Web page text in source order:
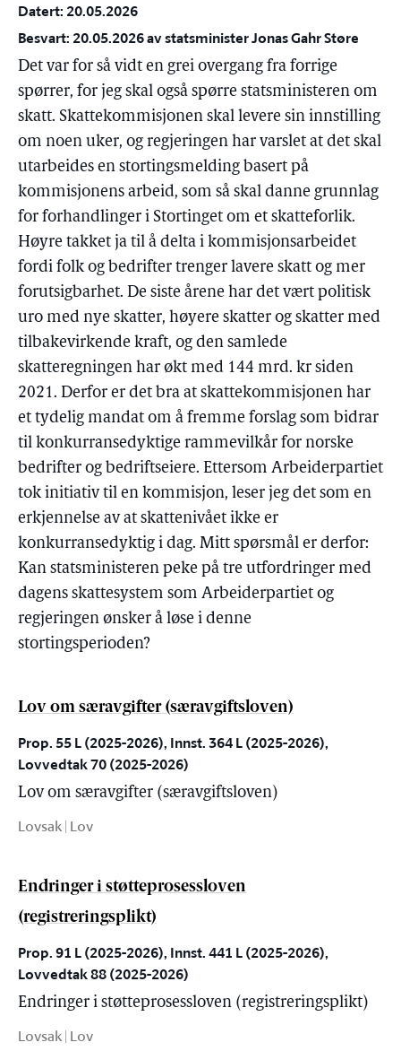
Datert: 20.05.2026
Besvart: 20.05.2026 av statsminister Jonas Gahr Støre
Det var for så vidt en grei overgang fra forrige
spørrer, for jeg skal også spørre statsministeren om
skatt. Skattekommisjonen skal levere sin innstilling
om noen uker, og regjeringen har varslet at det skal
utarbeides en stortingsmelding basert på
kommisjonens arbeid, som så skal danne grunnlag
for forhandlinger i Stortinget om et skatteforlik.
Høyre takket ja til å delta i kommisjonsarbeidet
fordi folk og bedrifter trenger lavere skatt og mer
forutsigbarhet. De siste årene har det vært politisk
uro med nye skatter, høyere skatter og skatter med
tilbakevirkende kraft, og den samlede
skatteregningen har økt med 144 mrd. kr siden
2021. Derfor er det bra at skattekommisjonen har
et tydelig mandat om å fremme forslag som bidrar
til konkurransedyktige rammevilkår for norske
bedrifter og bedriftseiere. Ettersom Arbeiderpartiet
tok initiativ til en kommisjon, leser jeg det som en
erkjennelse av at skattenivået ikke er
konkurransedyktig i dag. Mitt spørsmål er derfor:
Kan statsministeren peke på tre utfordringer med
dagens skattesystem som Arbeiderpartiet og
regjeringen ønsker å løse i denne
stortingsperioden?
Lov om særavgifter (særavgiftsloven)
Prop. 55 L (2025-2026), Innst. 364 L (2025-2026),
Lovvedtak 70 (2025-2026)
Lov om særavgifter (særavgiftsloven)
Lovsak | Lov
Endringer i støtteprosessloven
(registreringsplikt)
Prop. 91 L (2025-2026), Innst. 441 L (2025-2026),
Lovvedtak 88 (2025-2026)
Endringer i støtteprosessloven (registreringsplikt)
Lovsak | Lov